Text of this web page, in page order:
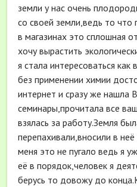
земли у нас очень
со своей земли,ведь то что
в магазинах это сплошная
хочу вырастить
я стала интересоваться как
без применении химии
интернет и сразу же нашла
семинары,прочитала все
взялась за работу.Земля
перепахивали,вносили в
меня это не пугало ведь я
её в порядок,человек я
берусь то довожу до